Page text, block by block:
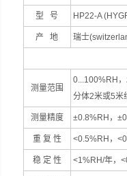
型 号 HP22-A
产 地 瑞士
测量范围
0...100%RH
分体2米或5米
测量精度 ±0.8%RH，
重 复 性 <0.5%RH，
稳 定 性 <1%RH/年，